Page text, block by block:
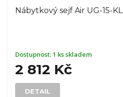
Nábytkový sejf Air UG-15-KL
Dostupnost:1 ks skladem
2 812 Kč
DETAIL